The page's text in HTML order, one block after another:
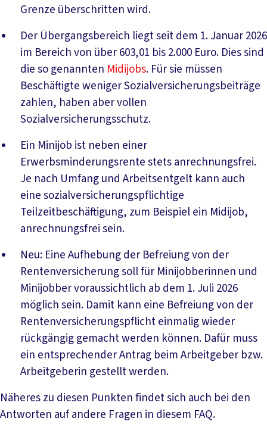
Grenze überschritten wird.
Der Übergangsbereich liegt seit dem 1. Januar 2026
im Bereich von über 603,01 bis 2.000 Euro. Dies sind
die so genannten Midijobs. Für sie müssen
Beschäftigte weniger Sozialversicherungsbeiträge
zahlen, haben aber vollen
Sozialversicherungsschutz.
Ein Minijob ist neben einer
Erwerbsminderungsrente stets anrechnungsfrei.
Je nach Umfang und Arbeitsentgelt kann auch
eine sozialversicherungspflichtige
Teilzeitbeschäftigung, zum Beispiel ein Midijob,
anrechnungsfrei sein.
Neu: Eine Aufhebung der Befreiung von der
Rentenversicherung soll für Minijobberinnen und
Minijobber voraussichtlich ab dem 1. Juli 2026
möglich sein. Damit kann eine Befreiung von der
Rentenversicherungspflicht einmalig wieder
rückgängig gemacht werden können. Dafür muss
ein entsprechender Antrag beim Arbeitgeber bzw.
Arbeitgeberin gestellt werden.
Näheres zu diesen Punkten findet sich auch bei den
Antworten auf andere Fragen in diesem FAQ.